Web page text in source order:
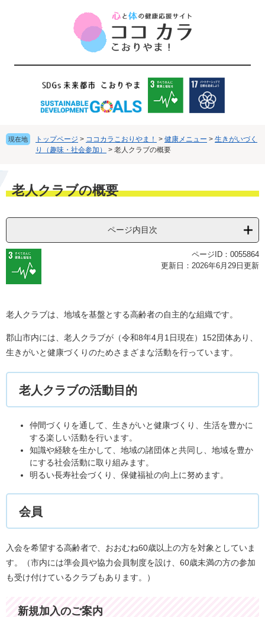
へ現在地 トップページ > ココカラこおりやま！ > 健康メニュー > 生きがいづく
り（趣味・社会参加）
> 老人クラブの概要
文老人クラブの概要
ページ内目次
ページID：0055864
更新日：2026年6月29日更新
老人クラブは、地域を基盤とする高齢者の自主的な組織です。
郡山市内には、老人クラブが（令和8年4月1日現在）152団体あり、
生きがいと健康づくりのためさまざまな活動を行っています。
老人クラブの活動目的
仲間づくりを通して、生きがいと健康づくり、生活を豊かに
する楽しい活動を行います。
知識や経験を生かして、地域の諸団体と共同し、地域を豊か
にする社会活動に取り組みます。
明るい長寿社会づくり、保健福祉の向上に努めます。
会員
入会を希望する高齢者で、おおむね60歳以上の方を対象としていま
す。（市内には準会員や協力会員制度を設け、60歳未満の方の参加
も受け付けているクラブもあります。）
新規加入のご案内